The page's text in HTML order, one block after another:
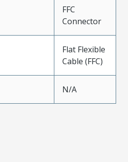
FFC
Connector
Flat Flexible
Cable (FFC)
N/A